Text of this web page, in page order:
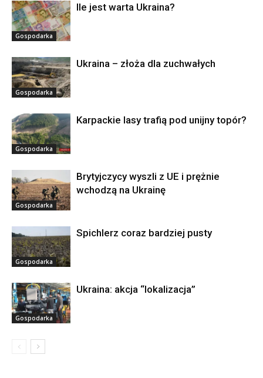
Gospodarka
Ile jest warta Ukraina?
Gospodarka
Ukraina – złoża dla zuchwałych
Gospodarka
Karpackie lasy trafią pod unijny topór?
Gospodarka
Brytyjczycy wyszli z UE i prężnie
wchodzą na Ukrainę
Gospodarka
Spichlerz coraz bardziej pusty
Gospodarka
Ukraina: akcja “lokalizacja”